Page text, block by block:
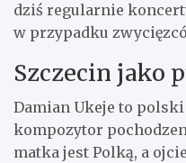
dziś regularnie
w przypadku
Szczecin jako
Damian Ukeje to
kompozytor
matka jest Polką, a